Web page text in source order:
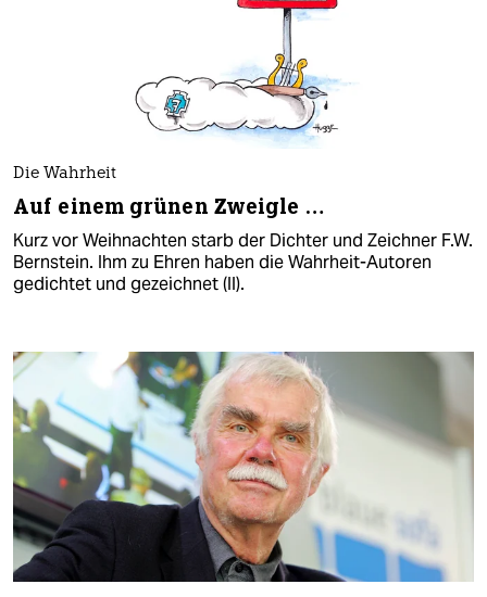
Die Wahrheit
Auf einem grünen Zweigle …
Kurz vor Weihnachten starb der Dichter und Zeichner F.W.
Bernstein. Ihm zu Ehren haben die Wahrheit-Autoren
gedichtet und gezeichnet (II).